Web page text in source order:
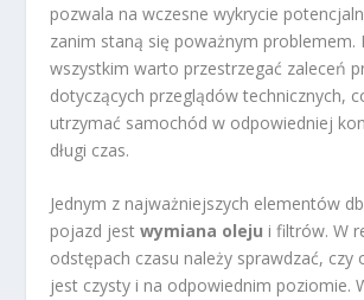
pozwala na wczesne wykrycie
zanim staną się poważnym problemem.
wszystkim warto przestrzegać zaleceń
dotyczących przeglądów technicznych,
utrzymać samochód w odpowiedniej
długi czas.
Jednym z najważniejszych elementów
pojazd jestwymiana oleju i filtrów. W
odstępach czasu należy sprawdzać, czy
jest czysty i na odpowiednim poziomie.